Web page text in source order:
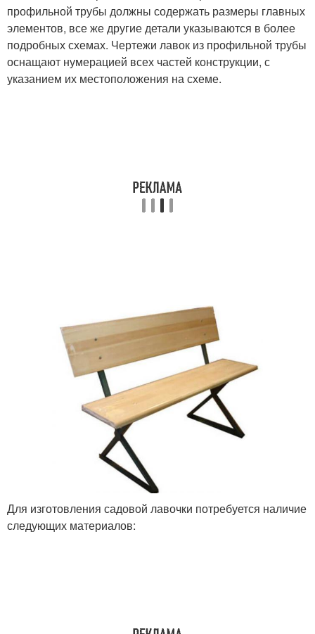
профильной трубы должны содержать размеры главных
элементов, все же другие детали указываются в более
подробных схемах. Чертежи лавок из профильной трубы
оснащают нумерацией всех частей конструкции, с
указанием их местоположения на схеме.
Для изготовления садовой лавочки потребуется наличие
следующих материалов: